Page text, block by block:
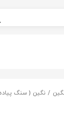
نگین ( سنگ